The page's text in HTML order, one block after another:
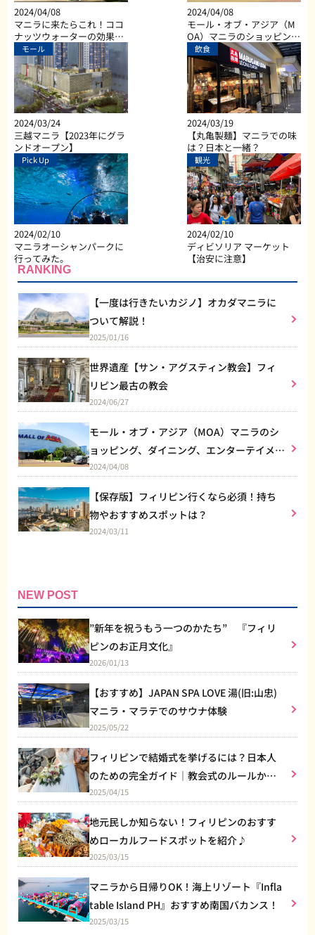
2024/04/08
マニラに来たらこれ！ココ
ナッツウォーターの効果と
は？
2024/04/08
モール・オブ・アジア（M
OA）マニラのショッピン
グ、ダイニング、エンター
テイメントなど総合施設
モール
2024/03/24
三越マニラ【2023年にグラ
ンドオープン】
飲食
2024/03/19
【丸亀製麺】マニラでの味
は？日本と一緒？
Pick Up
2024/02/10
マニラオーシャンパークに
行ってみた。
観光
2024/02/10
ディビソリア マーケット
【治安に注意】
RANKING
【一度は行きたいカジノ】オカダマニラに
ついて解説！
2025/01/16
世界遺産【サン・アグスティン教会】フィ
リピン最古の教会
2024/06/27
モール・オブ・アジア（MOA）マニラのシ
ョッピング、ダイニング、エンターテイメン
トなど総合施設
2024/04/08
【保存版】フィリピン行くなら必須！持ち
物やおすすめスポットは？
2024/03/11
NEW POST
”新年を祝うもう一つのかたち” 『フィリ
ピンのお正月文化』
2026/01/13
【おすすめ】JAPAN SPA LOVE 湯(旧:山忠)
マニラ・マラテでのサウナ体験
2025/05/22
フィリピンで結婚式を挙げるには？日本人
のための完全ガイド｜教会式のルールから
リゾート婚まで
2025/04/15
地元民しか知らない！フィリピンのおすす
めローカルフードスポットを紹介♪
2025/03/15
マニラから日帰りOK！海上リゾート『Infla
table Island PH』おすすめ南国バカンス！
2025/03/15